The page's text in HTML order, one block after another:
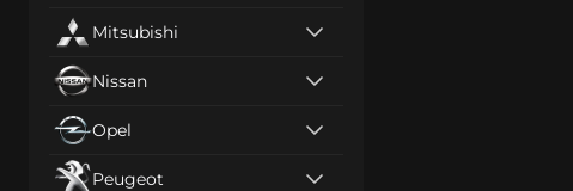
Mitsubishi
Nissan
Opel
Peugeot